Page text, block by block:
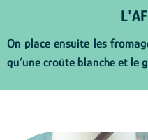
On place ensuite les
qu’une croûte blanche et le